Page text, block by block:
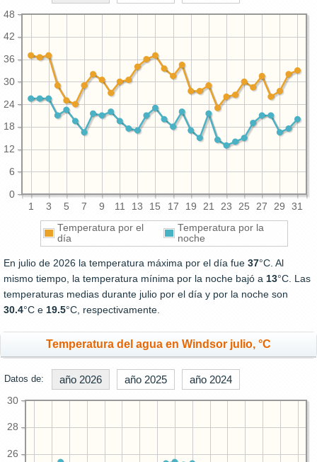
1 3 5 7 9 11 13 15 17 19 21 23 25 27 29 31
0
6
12
18
24
30
36
42
48
Temperatura por el
día
Temperatura por la
noche
En julio de 2026 la temperatura máxima por el día fue 37°C. Al
mismo tiempo, la temperatura mínima por la noche bajó a 13°C. Las
temperaturas medias durante julio por el día y por la noche son
30.4°C e 19.5°C, respectivamente.
Temperatura del agua en Windsor julio, °C
Datos de: año 2026 año 2025 año 2024
26
28
30